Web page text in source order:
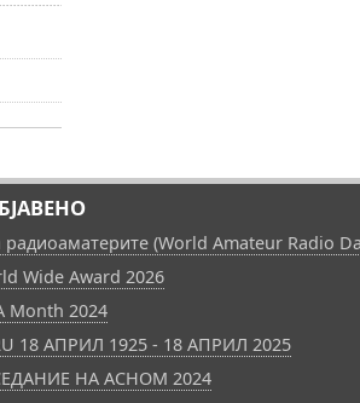
радиоаматерите (World Amateur Radio
Wide Award 2026
Month 2024
18 АПРИЛ 1925 - 18 АПРИЛ 2025
НА АСНОМ 2024